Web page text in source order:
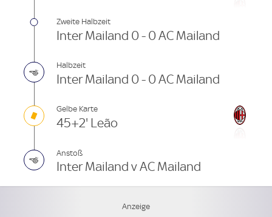
Zweite Halbzeit
Inter Mailand 0 - 0 AC Mailand
Halbzeit
Inter Mailand 0 - 0 AC Mailand
Gelbe Karte
45+2' Leão
Anstoß
Inter Mailand v AC Mailand